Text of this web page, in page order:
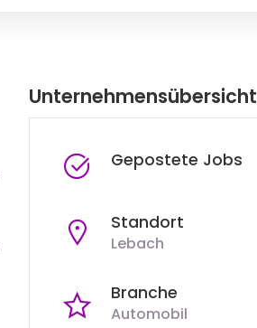
Unternehmensübersicht
Gepostete Jobs
Standort
Lebach
Branche
Automobil